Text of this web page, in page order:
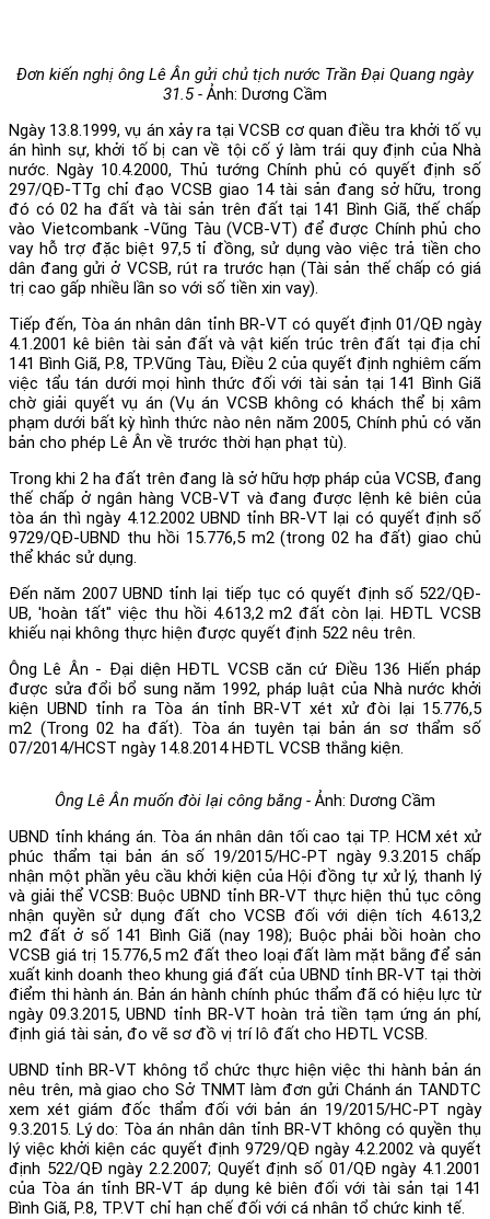
Đơn kiến nghị ông Lê Ân gửi chủ tịch nước Trần Đại Quang ngày
31.5 - Ảnh: Dương Cầm
Ngày 13.8.1999, vụ án xảy ra tại VCSB cơ quan điều tra khởi tố vụ
án hình sự, khởi tố bị can về tội cố ý làm trái quy định của Nhà
nước. Ngày 10.4.2000, Thủ tướng Chính phủ có quyết định số
297/QĐ-TTg chỉ đạo VCSB giao 14 tài sản đang sở hữu, trong
đó có 02 ha đất và tài sản trên đất tại 141 Bình Giã, thế chấp
vào Vietcombank -Vũng Tàu (VCB-VT) để được Chính phủ cho
vay hỗ trợ đặc biệt 97,5 tỉ đồng, sử dụng vào việc trả tiền cho
dân đang gửi ở VCSB, rút ra trước hạn (Tài sản thế chấp có giá
trị cao gấp nhiều lần so với số tiền xin vay).
Tiếp đến, Tòa án nhân dân tỉnh BR-VT có quyết định 01/QĐ ngày
4.1.2001 kê biên tài sản đất và vật kiến trúc trên đất tại địa chỉ
141 Bình Giã, P.8, TP.Vũng Tàu, Điều 2 của quyết định nghiêm cấm
việc tẩu tán dưới mọi hình thức đối với tài sản tại 141 Bình Giã
chờ giải quyết vụ án (Vụ án VCSB không có khách thể bị xâm
phạm dưới bất kỳ hình thức nào nên năm 2005, Chính phủ có văn
bản cho phép Lê Ân về trước thời hạn phạt tù).
Trong khi 2 ha đất trên đang là sở hữu hợp pháp của VCSB, đang
thế chấp ở ngân hàng VCB-VT và đang được lệnh kê biên của
tòa án thì ngày 4.12.2002 UBND tỉnh BR-VT lại có quyết định số
9729/QĐ-UBND thu hồi 15.776,5 m2 (trong 02 ha đất) giao chủ
thể khác sử dụng.
Đến năm 2007 UBND tỉnh lại tiếp tục có quyết định số 522/QĐ-
UB, 'hoàn tất" việc thu hồi 4.613,2 m2 đất còn lại. HĐTL VCSB
khiếu nại không thực hiện được quyết định 522 nêu trên.
Ông Lê Ân - Đại diện HĐTL VCSB căn cứ Điều 136 Hiến pháp
được sửa đổi bổ sung năm 1992, pháp luật của Nhà nước khởi
kiện UBND tỉnh ra Tòa án tỉnh BR-VT xét xử đòi lại 15.776,5
m2 (Trong 02 ha đất). Tòa án tuyên tại bản án sơ thẩm số
07/2014/HCST ngày 14.8.2014 HĐTL VCSB thắng kiện.
Ông Lê Ân muốn đòi lại công bằng - Ảnh: Dương Cầm
UBND tỉnh kháng án. Tòa án nhân dân tối cao tại TP. HCM xét xử
phúc thẩm tại bản án số 19/2015/HC-PT ngày 9.3.2015 chấp
nhận một phần yêu cầu khởi kiện của Hội đồng tự xử lý, thanh lý
và giải thể VCSB: Buộc UBND tỉnh BR-VT thực hiện thủ tục công
nhận quyền sử dụng đất cho VCSB đối với diện tích 4.613,2
m2 đất ở số 141 Bình Giã (nay 198); Buộc phải bồi hoàn cho
VCSB giá trị 15.776,5 m2 đất theo loại đất làm mặt bằng để sản
xuất kinh doanh theo khung giá đất của UBND tỉnh BR-VT tại thời
điểm thi hành án. Bản án hành chính phúc thẩm đã có hiệu lực từ
ngày 09.3.2015, UBND tỉnh BR-VT hoàn trả tiền tạm ứng án phí,
định giá tài sản, đo vẽ sơ đồ vị trí lô đất cho HĐTL VCSB.
UBND tỉnh BR-VT không tổ chức thực hiện việc thi hành bản án
nêu trên, mà giao cho Sở TNMT làm đơn gửi Chánh án TANDTC
xem xét giám đốc thẩm đối với bản án 19/2015/HC-PT ngày
9.3.2015. Lý do: Tòa án nhân dân tỉnh BR-VT không có quyền thụ
lý việc khởi kiện các quyết định 9729/QĐ ngày 4.2.2002 và quyết
định 522/QĐ ngày 2.2.2007; Quyết định số 01/QĐ ngày 4.1.2001
của Tòa án tỉnh BR-VT áp dụng kê biên đối với tài sản tại 141
Bình Giã, P.8, TP.VT chỉ hạn chế đối với cá nhân tổ chức kinh tế.